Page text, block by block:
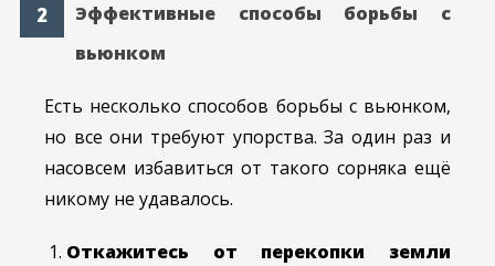
Эффективные способы борьбы с
вьюнком
Есть несколько способов борьбы с вьюнком,
но все они требуют упорства. За один раз и
насовсем избавиться от такого сорняка ещё
никому не удавалось.
Откажитесь от перекопки земли